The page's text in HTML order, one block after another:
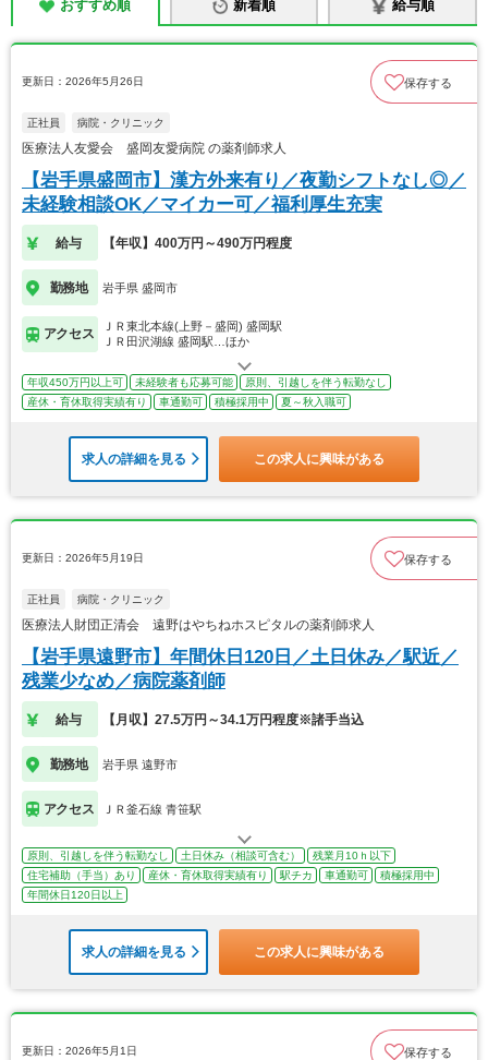
おすすめ順 新着順 給与順
更新日：2026年5月26日 保存する
正社員 病院・クリニック
医療法人友愛会 盛岡友愛病院 の薬剤師求人
【岩手県盛岡市】漢方外来有り／夜勤シフトなし◎／
未経験相談OK／マイカー可／福利厚生充実
給与 【年収】400万円～490万円程度
勤務地 岩手県 盛岡市
アクセス
ＪＲ東北本線(上野－盛岡) 盛岡駅
ＪＲ田沢湖線 盛岡駅…ほか
年収450万円以上可 未経験者も応募可能
原則、引越しを伴う転勤なし
産休・育休取得実績有り
車通勤可 積極採用中 夏～秋入職可
求人の詳細を見る この求人に興味がある
更新日：2026年5月19日 保存する
正社員 病院・クリニック
医療法人財団正清会 遠野はやちねホスピタルの薬剤師求人
【岩手県遠野市】年間休日120日／土日休み／駅近／
残業少なめ／病院薬剤師
給与 【月収】27.5万円～34.1万円程度※諸手当込
勤務地 岩手県 遠野市
アクセス ＪＲ釜石線 青笹駅
原則、引越しを伴う転勤なし 土日休み（相談可含む）
残業月10ｈ以下
住宅補助（手当）あり
産休・育休取得実績有り 駅チカ 車通勤可
積極採用中
年間休日120日以上
求人の詳細を見る この求人に興味がある
更新日：2026年5月1日 保存する